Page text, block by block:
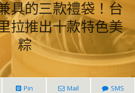
具的三款禮袋！台
拉推出十款特色美
粽
Pin Mail SMS